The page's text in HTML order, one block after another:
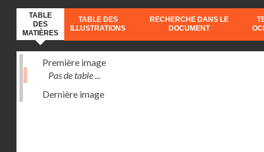
TABLE
DES
MATIÈRES
TABLE DES
ILLUSTRATIONS
RECHERCHE DANS LE
DOCUMENT
Première image
Pas de table ...
Dernière image